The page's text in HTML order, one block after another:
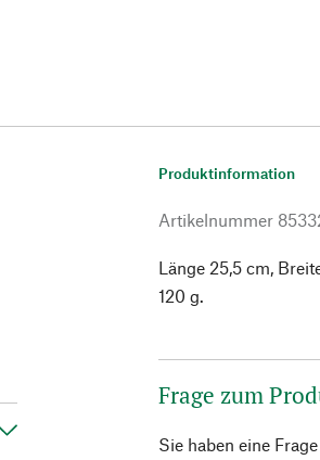
Produktinformation
Artikelnummer
Länge 25,5 cm,
120 g.
Frage zum
Sie haben eine